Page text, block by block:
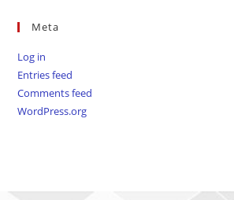
Meta
Log in
Entries feed
Comments feed
WordPress.org